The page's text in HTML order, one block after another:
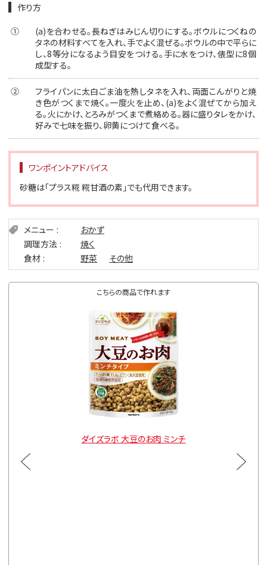
作り方
①
(a)を合わせる。長ねぎはみじん切りにする。ボウルにつくねの
タネの材料すべてを入れ、手でよく混ぜる。ボウルの中で平らに
し、8等分になるよう目安をつける。手に水をつけ、俵型に8個
成型する。
②
フライパンに太白ごま油を熱しタネを入れ、両面こんがりと焼
き色がつくまで焼く。一度火を止め、(a)をよく混ぜてから加え
る。火にかけ、とろみがつくまで煮絡める。器に盛りタレをかけ、
好みで七味を振り、卵黄につけて食べる。
ワンポイントアドバイス
砂糖は「プラス糀 糀甘酒の素」でも代用できます。
メニュー
おかず
調理方法
焼く
食材
野菜 その他
こちらの商品で作れます
ダイズラボ 大豆のお肉 ミンチ